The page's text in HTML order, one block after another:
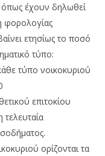
όπως έχουν δηλωθεί
φορολογίας
ετησίως το ποσό
τύπο:
τύπο νοικοκυριού
επιτοκίου
τελευταία
ορίζονται τα